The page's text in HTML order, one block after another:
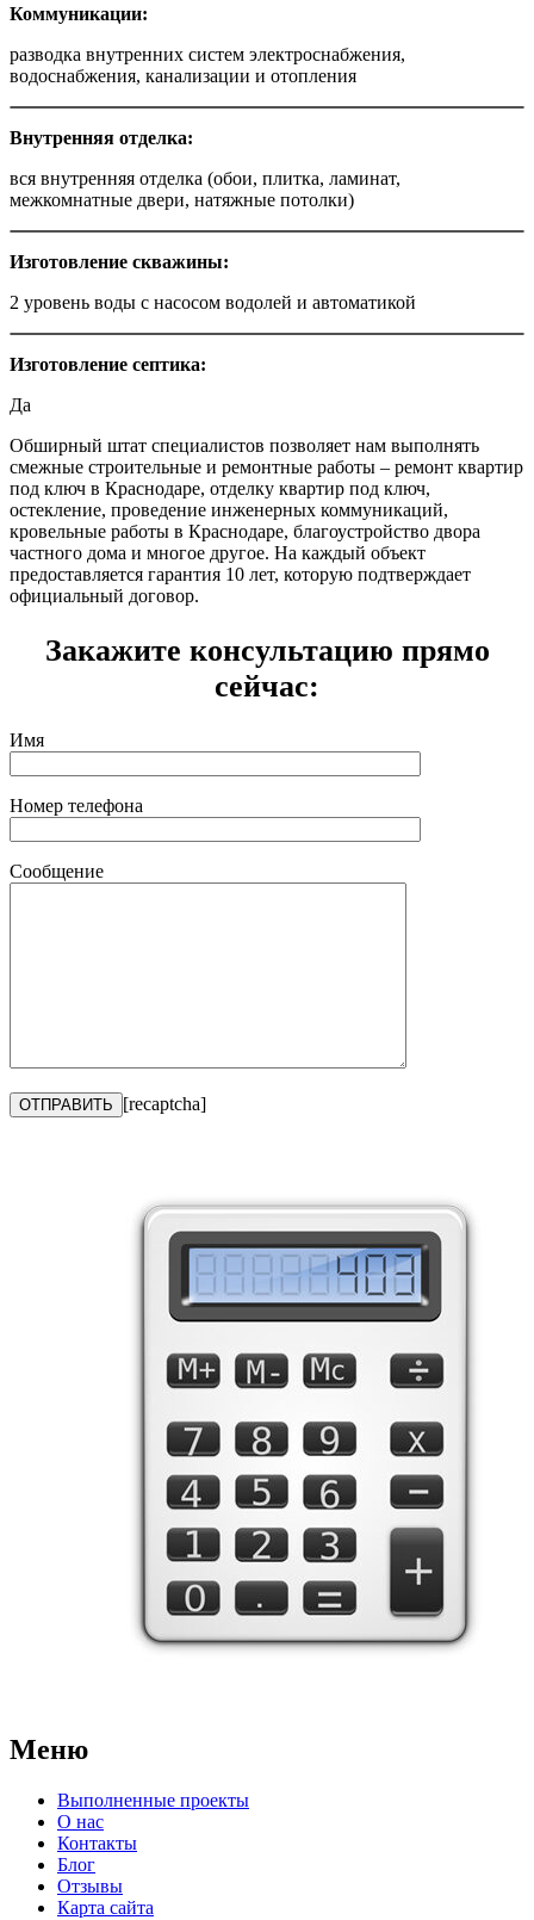
Коммуникации:
разводка внутренних систем электроснабжения,
водоснабжения, канализации и отопления
Внутренняя отделка:
вся внутренняя отделка (обои, плитка, ламинат,
межкомнатные двери, натяжные потолки)
Изготовление скважины:
2 уровень воды с насосом водолей и автоматикой
Изготовление септика:
Да
Обширный штат специалистов позволяет нам выполнять
смежные строительные и ремонтные работы – ремонт квартир
под ключ в Краснодаре, отделку квартир под ключ,
остекление, проведение инженерных коммуникаций,
кровельные работы в Краснодаре, благоустройство двора
частного дома и многое другое. На каждый объект
предоставляется гарантия 10 лет, которую подтверждает
официальный договор.
Закажите консультацию прямо
сейчас:
Имя
Номер телефона
Сообщение
[recaptcha]
Меню
Выполненные проекты
О нас
Контакты
Блог
Отзывы
Карта сайта